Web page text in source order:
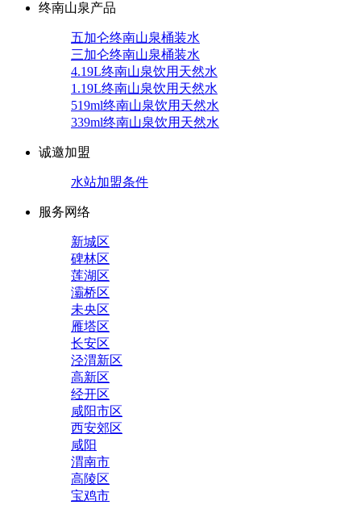
终南山泉产品
五加仑终南山泉桶装水
三加仑终南山泉桶装水
4.19L终南山泉饮用天然水
1.19L终南山泉饮用天然水
519ml终南山泉饮用天然水
339ml终南山泉饮用天然水
诚邀加盟
水站加盟条件
服务网络
新城区
碑林区
莲湖区
灞桥区
未央区
雁塔区
长安区
泾渭新区
高新区
经开区
咸阳市区
西安郊区
咸阳
渭南市
高陵区
宝鸡市